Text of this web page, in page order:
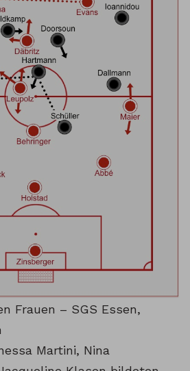
Frauen – SGS Essen,
Martini, Nina